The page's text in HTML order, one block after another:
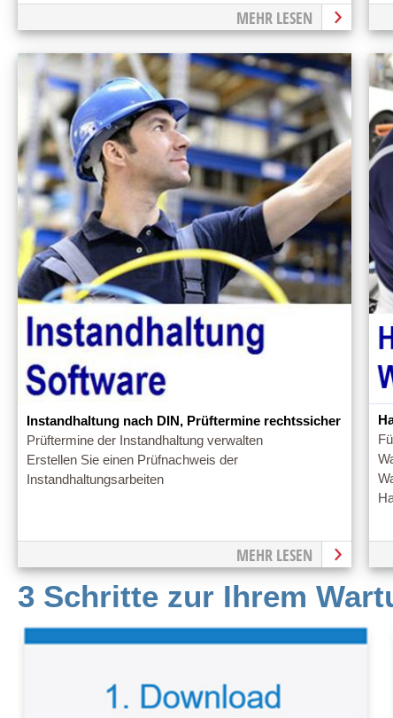
MEHR LESEN
Instandhaltung nach DIN, Prüftermine rechtssicher
Prüftermine der Instandhaltung verwalten
Erstellen Sie einen Prüfnachweis der
Instandhaltungsarbeiten
MEHR LESEN
3 Schritte zur Ihrem